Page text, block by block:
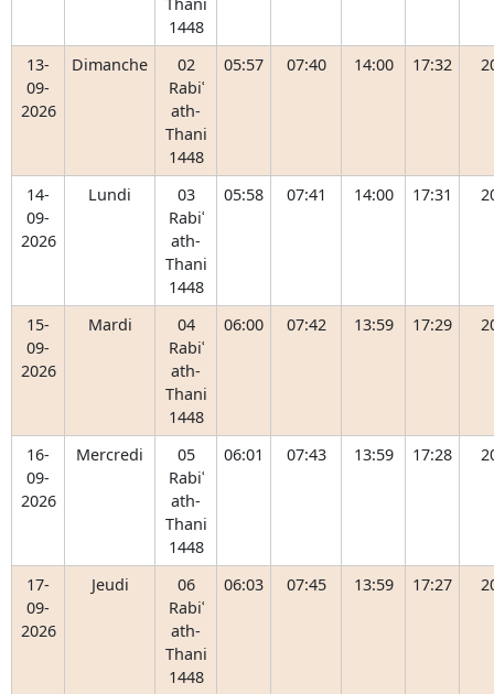
1448
13-
09-
2026
Dimanche
02
Rabiʿ
ath-
Thani
1448
05:57 07:40 14:00 17:32
14-
09-
2026
Lundi
03
Rabiʿ
ath-
Thani
1448
05:58 07:41 14:00 17:31
15-
09-
2026
Mardi
04
Rabiʿ
ath-
Thani
1448
06:00 07:42 13:59 17:29
16-
09-
2026
Mercredi
05
Rabiʿ
ath-
Thani
1448
06:01 07:43 13:59 17:28
17-
09-
2026
Jeudi
06
Rabiʿ
ath-
Thani
1448
06:03 07:45 13:59 17:27